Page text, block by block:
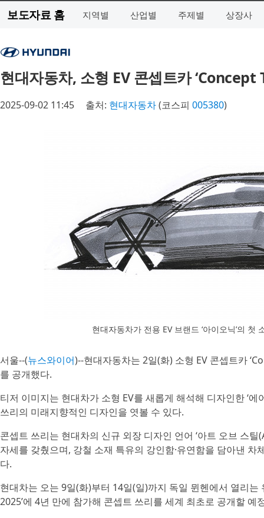
보도자료 홈 지역별 산업별 주제별 상장사
현대자동차, 소형 EV 콘셉트카 ‘Concept
2025-09-02 11:45 출처: 현대자동차(코스피 005380)
현대자동차가 전용 EV 브랜드 ‘아이오닉’의 첫
서울--(뉴스와이어)--현대자동차는 2일(화) 소형 EV 콘셉트카
를 공개했다.
티저 이미지는 현대차가 소형 EV를 새롭게 해석해 디자인한 ‘
쓰리의 미래지향적인 디자인을 엿볼 수 있다.
콘셉트 쓰리는 현대차의 신규 외장 디자인 언어 ‘아트 오브 스
자세를 갖췄으며, 강철 소재 특유의 강인함·유연함을 담아낸
다.
현대차는 오는 9일(화)부터 14일(일)까지 독일 뮌헨에서 열리는
2025’에 4년 만에 참가해 콘셉트 쓰리를 세계 최초로 공개할 예